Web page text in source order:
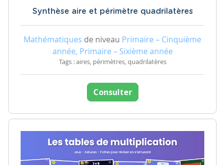
Synthèse aire et périmètre quadrilatères
Mathématiques de niveau Primaire – Cinquième
année, Primaire – Sixième année
Tags : aires, périmètres, quadrilatères
Consulter